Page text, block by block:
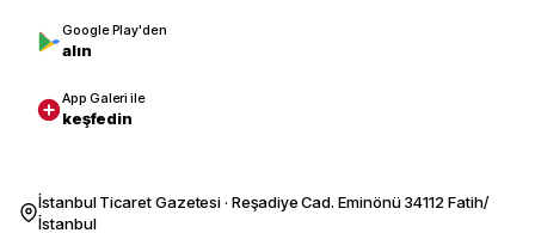
Google Play'den
alın
App Galeri ile
keşfedin
İstanbul Ticaret Gazetesi · Reşadiye Cad. Eminönü 34112 Fatih/
İstanbul